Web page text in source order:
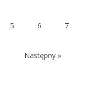
ŁĄCZY
5 6 7
Następny »